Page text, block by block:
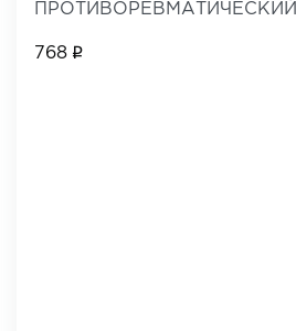
ПРОТИВОРЕВМАТИЧЕСКИЙ
768